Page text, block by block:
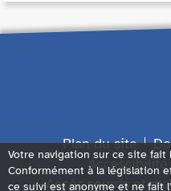
Plan du site
Accès sourds et
Votre navigation sur ce site fait
Conformément à la législation
ce suivi est anonyme et ne fait